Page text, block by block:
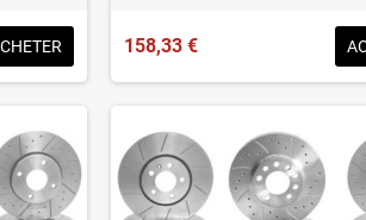
158,33 €